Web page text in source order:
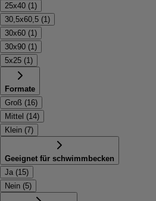
25x40 (1 )
30,5x60,5 (1 )
30x60 (1 )
30x90 (1 )
5x25 (1 )
Formate
Groß (16)
Mittel (14)
Klein (7)
Geeignet für schwimmbecken
Ja (15)
Nein (5)